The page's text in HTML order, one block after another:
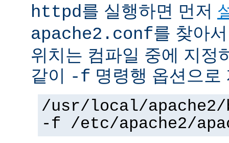
httpd를 실행하면 먼저
apache2.conf를 찾아
위치는 컴파일 중에 지정
같이 -f 명령행 옵션으로
/usr/local/
-f /etc/apache2/